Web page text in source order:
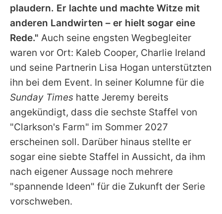
plaudern. Er lachte und machte Witze mit
anderen Landwirten – er hielt sogar eine
Rede." Auch seine engsten Wegbegleiter
waren vor Ort: Kaleb Cooper, Charlie Ireland
und seine Partnerin Lisa Hogan unterstützten
ihn bei dem Event. In seiner Kolumne für die
Sunday Times hatte Jeremy bereits
angekündigt, dass die sechste Staffel von
"Clarkson's Farm" im Sommer 2027
erscheinen soll. Darüber hinaus stellte er
sogar eine siebte Staffel in Aussicht, da ihm
nach eigener Aussage noch mehrere
"spannende Ideen" für die Zukunft der Serie
vorschweben.